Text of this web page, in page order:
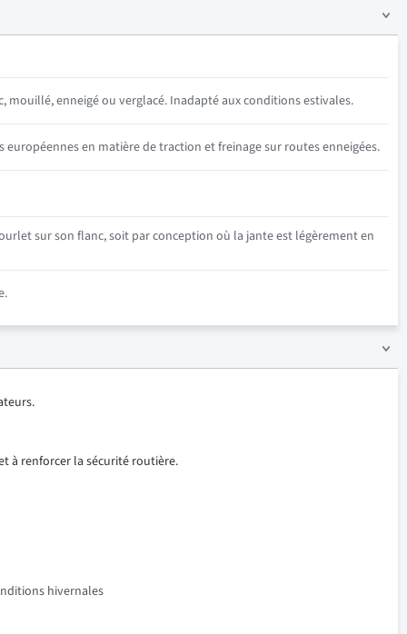
enneigé ou verglacé. Inadapté aux conditions estivales.
en matière de traction et freinage sur routes enneigées.
sur son flanc, soit par conception où la jante est légèrement en
à renforcer la sécurité routière.
hivernales